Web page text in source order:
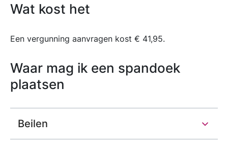
Wat kost het
Een vergunning aanvragen kost € 41,95.
Waar mag ik een spandoek
plaatsen
Beilen